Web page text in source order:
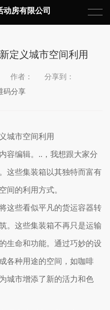
动房有限公司
定义城市空间利用
作者：
分享到：
码分享
城市空间利用
容编辑。..，我想跟大家分
这些集装箱以其独特而富有
间的利用方式。
这些看似平凡的货运容器转
。这些集装箱不再只是运输
生命和功能。通过巧妙的设
各种用途的空间，如咖啡
城市增添了新的活力和色